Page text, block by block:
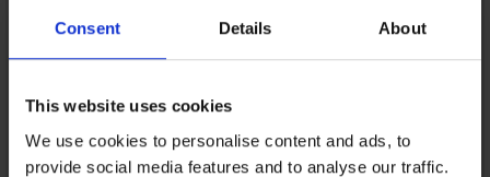
Consent Details About
This website uses cookies
We use cookies to personalise content and ads, to
provide social media features and to analyse our traffic.